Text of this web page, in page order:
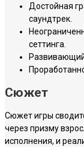
Достойная
саундтрек.
сеттинга.
Сюжет
Сюжет игры
через призму
исполнения, и